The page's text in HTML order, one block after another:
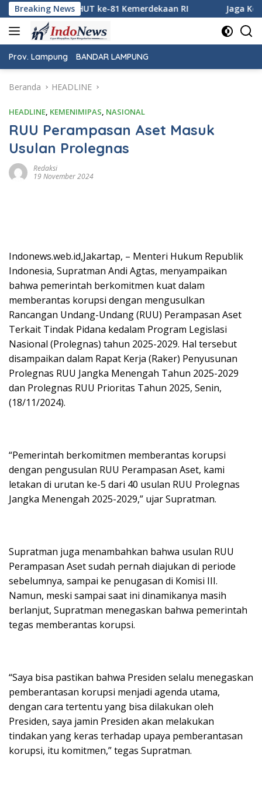
Langsung
ke
konten
Breaking News
RI Jaga Keamanan Pintu Gerbang
Prov. Lampung BANDAR LAMPUNG
Beranda HEADLINE
HEADLINE, KEMENIMIPAS, NASIONAL
RUU Perampasan Aset Masuk
Usulan Prolegnas
Redaksi
19 November 2024
Indonews.web.id,Jakartap, – Menteri Hukum Republik
Indonesia, Supratman Andi Agtas, menyampaikan
bahwa pemerintah berkomitmen kuat dalam
memberantas korupsi dengan mengusulkan
Rancangan Undang-Undang (RUU) Perampasan Aset
Terkait Tindak Pidana kedalam Program Legislasi
Nasional (Prolegnas) tahun 2025-2029. Hal tersebut
disampaikan dalam Rapat Kerja (Raker) Penyusunan
Prolegnas RUU Jangka Menengah Tahun 2025-2029
dan Prolegnas RUU Prioritas Tahun 2025, Senin,
(18/11/2024).
“Pemerintah berkomitmen memberantas korupsi
dengan pengusulan RUU Perampasan Aset, kami
letakan di urutan ke-5 dari 40 usulan RUU Prolegnas
Jangka Menengah 2025-2029,” ujar Supratman.
Supratman juga menambahkan bahwa usulan RUU
Perampasan Aset sudah pernah diajukan di periode
sebelumnya, sampai ke penugasan di Komisi III.
Namun, meski sampai saat ini dinamikanya masih
berlanjut, Supratman menegaskan bahwa pemerintah
tegas memberantas korupsi.
“Saya bisa pastikan bahwa Presiden selalu menegaskan
pemberantasan korupsi menjadi agenda utama,
dengan cara tertentu yang bisa dilakukan oleh
Presiden, saya jamin Presiden akan melakukan
tindakan yang keras terhadap upaya pemberantasan
korupsi, itu komitmen,” tegas Supratman.